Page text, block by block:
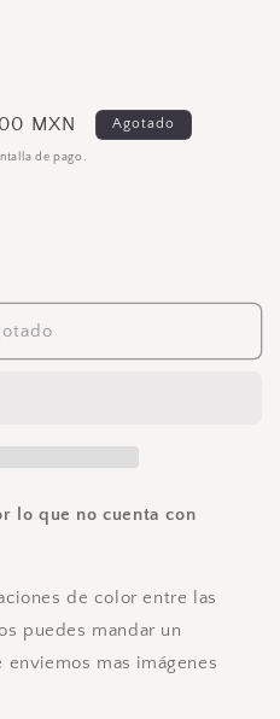
MXN Agotado
de pago.
lo que no cuenta con
de color entre las
puedes mandar un
mas imágenes